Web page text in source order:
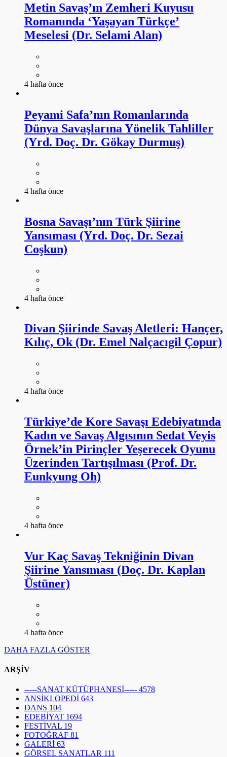
Metin Savaş’ın Zemheri Kuyusu
Romanında ‘Yaşayan Türkçe’
Meselesi (Dr. Selami Alan)
4 hafta önce
Peyami Safa’nın Romanlarında
Dünya Savaşlarına Yönelik Tahliller
(Yrd. Doç. Dr. Gökay Durmuş)
4 hafta önce
Bosna Savaşı’nın Türk Şiirine
Yansıması (Yrd. Doç. Dr. Sezai
Coşkun)
4 hafta önce
Divan Şiirinde Savaş Aletleri: Hançer,
Kılıç, Ok (Dr. Emel Nalçacıgil Çopur)
4 hafta önce
Türkiye’de Kore Savaşı Edebiyatında
Kadın ve Savaş Algısının Sedat Veyis
Örnek’in Pirinçler Yeşerecek Oyunu
Üzerinden Tartışılması (Prof. Dr.
Eunkyung Oh)
4 hafta önce
Vur Kaç Savaş Tekniğinin Divan
Şiirine Yansıması (Doç. Dr. Kaplan
Üstüner)
4 hafta önce
DAHA FAZLA GÖSTER
ARŞİV
-----SANAT KÜTÜPHANESİ----- 4578
ANSİKLOPEDİ 643
DANS 104
EDEBİYAT 1694
FESTİVAL 19
FOTOĞRAF 81
GALERİ 63
GÖRSEL SANATLAR 111